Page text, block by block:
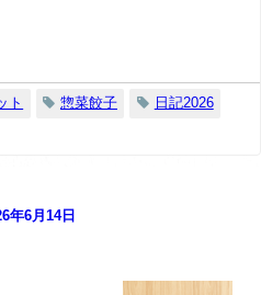
ト 惣菜餃子 日記2026
年6月14日